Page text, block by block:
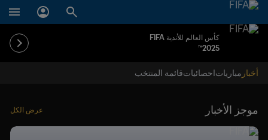
كأس العالم للأندية FIFA
2025™
أخبار مبارياتاحصائياتقائمة المنتخب
موجز الأخبار عرض الكل